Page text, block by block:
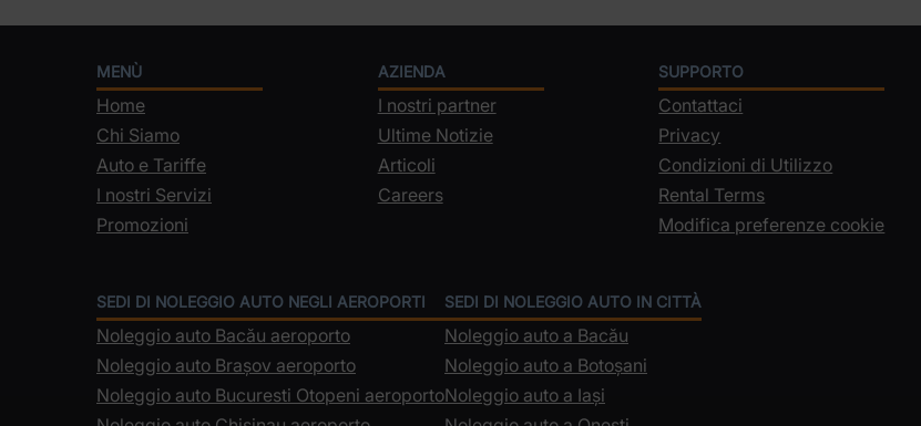
MENÙ
Home
Chi Siamo
Auto e Tariffe
I nostri Servizi
Promozioni
AZIENDA
I nostri partner
Ultime Notizie
Articoli
Careers
SUPPORTO
Contattaci
Privacy
Condizioni di Utilizzo
Rental Terms
Modifica preferenze cookie
SEDI DI NOLEGGIO AUTO NEGLI AEROPORTI
Noleggio auto Bacău aeroporto
Noleggio auto Brașov aeroporto
Noleggio auto Bucuresti Otopeni aeroporto
SEDI DI NOLEGGIO AUTO IN CITTÀ
Noleggio auto a Bacău
Noleggio auto a Botoșani
Noleggio auto a Iași